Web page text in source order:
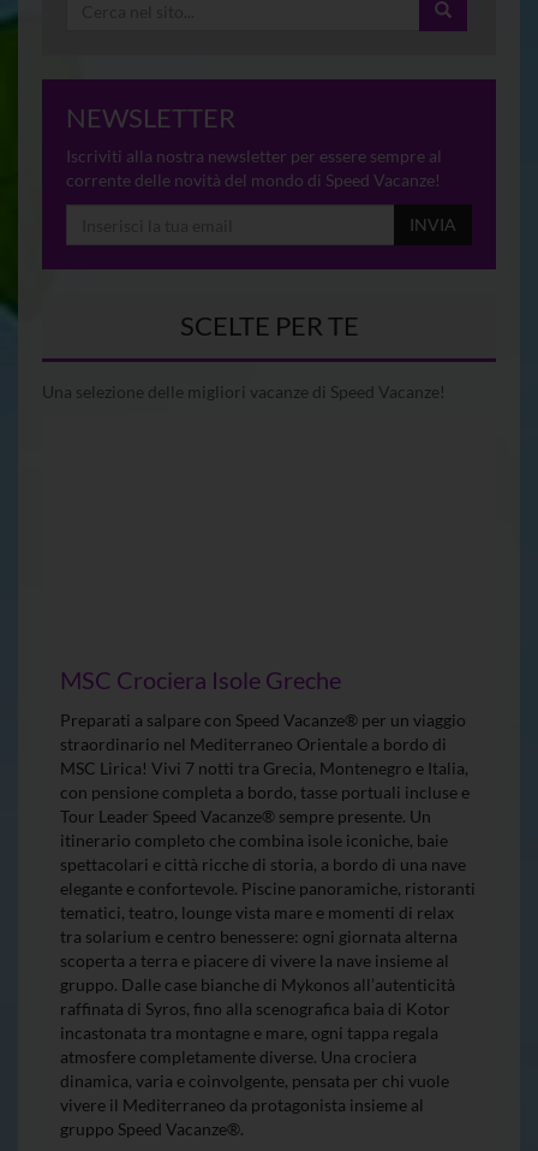
NEWSLETTER
Iscriviti alla nostra newsletter per essere sempre al
corrente delle novità del mondo di Speed Vacanze!
INVIA
SCELTE PER TE
Una selezione delle migliori vacanze di Speed Vacanze!
MSC Crociera Isole Greche
Preparati a salpare con Speed Vacanze® per un viaggio
straordinario nel Mediterraneo Orientale a bordo di
MSC Lirica! Vivi 7 notti tra Grecia, Montenegro e Italia,
con pensione completa a bordo, tasse portuali incluse e
Tour Leader Speed Vacanze® sempre presente. Un
itinerario completo che combina isole iconiche, baie
spettacolari e città ricche di storia, a bordo di una nave
elegante e confortevole. Piscine panoramiche, ristoranti
tematici, teatro, lounge vista mare e momenti di relax
tra solarium e centro benessere: ogni giornata alterna
scoperta a terra e piacere di vivere la nave insieme al
gruppo. Dalle case bianche di Mykonos all’autenticità
raffinata di Syros, fino alla scenografica baia di Kotor
incastonata tra montagne e mare, ogni tappa regala
atmosfere completamente diverse. Una crociera
dinamica, varia e coinvolgente, pensata per chi vuole
vivere il Mediterraneo da protagonista insieme al
gruppo Speed Vacanze®.